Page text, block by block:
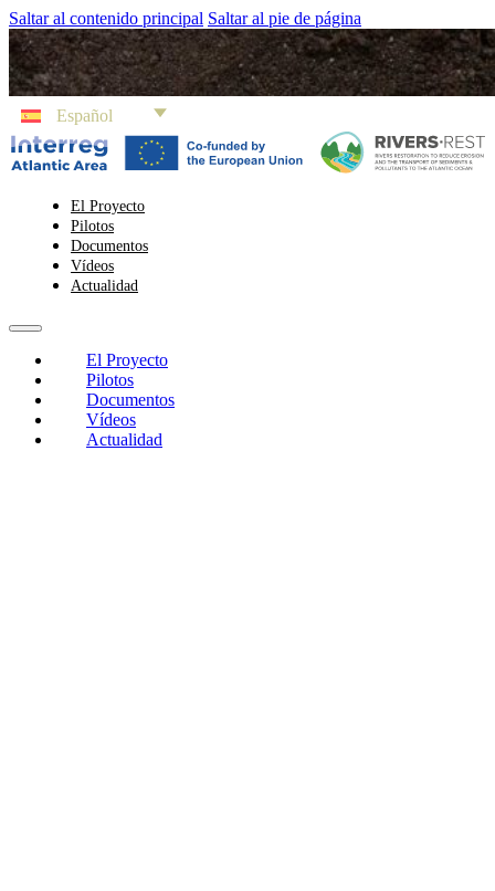
Saltar al contenido principal Saltar al pie de página
Español
El Proyecto
Pilotos
Documentos
Vídeos
Actualidad
El Proyecto
Pilotos
Documentos
Vídeos
Actualidad